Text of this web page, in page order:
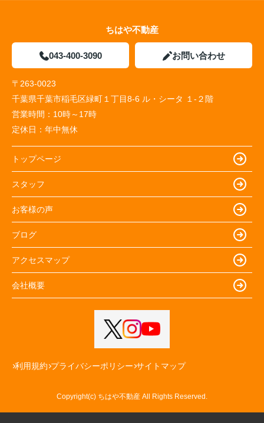
ちはや不動産
043-400-3090 お問い合わせ
〒263-0023
千葉県千葉市稲毛区緑町１丁目8-6 ル・シータ １-２階
営業時間： 10時～17時
定休日： 年中無休
トップページ
スタッフ
お客様の声
ブログ
アクセスマップ
会社概要
利用規約 プライバシーポリシー サイトマップ
Copyright(c) ちはや不動産 All Rights Reserved.